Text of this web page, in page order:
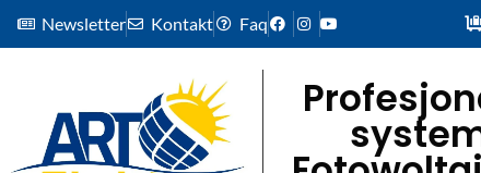
Newsletter Kontakt Faq